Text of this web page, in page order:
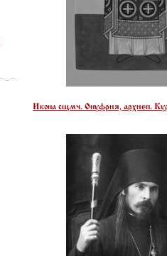
Икона сщмч. Онуфрия, архиеп.